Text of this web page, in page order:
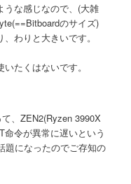
うな感じなので、(大雑
のサイズ)
わりと大きいです。
たくはないです。
、ZEN2(Ryzen 3990X
令が異常に遅いという
題になったのでご存知の